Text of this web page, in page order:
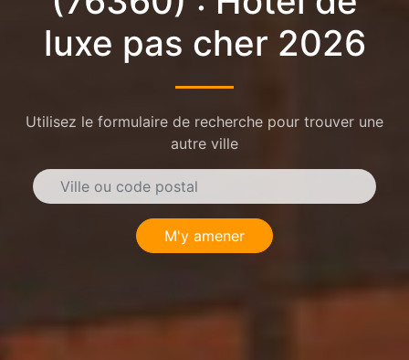
luxe pas cher 2026
Utilisez le formulaire de recherche pour trouver une
autre ville
M'y amener